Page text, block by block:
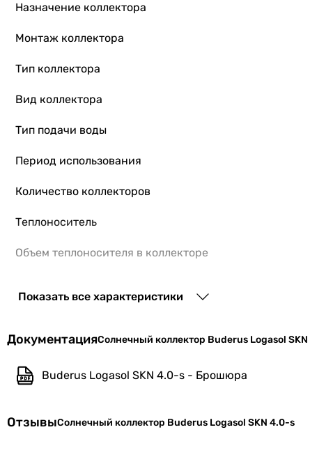
Назначение коллектора
Монтаж коллектора
Тип коллектора
Вид коллектора
Тип подачи воды
Период использования
Количество коллекторов
Теплоноситель
Объем теплоносителя в коллекторе
Площадь абсорбера
Апертурная площадь
Показать все характеристики
ДокументацияСолнечный коллектор Buderus Logasol
Buderus Logasol SKN 4.0-s - Брошюра
ОтзывыСолнечный коллектор Buderus Logasol SKN 4.0-s